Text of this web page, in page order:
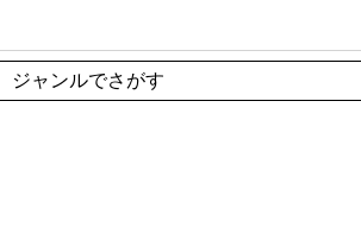
ジャンルでさがす